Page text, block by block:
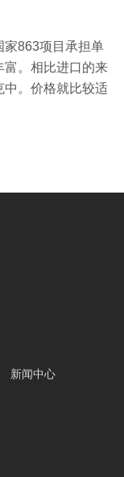
家863项目承担单
富。相比进口的来
中。价格就比较适
新闻中心